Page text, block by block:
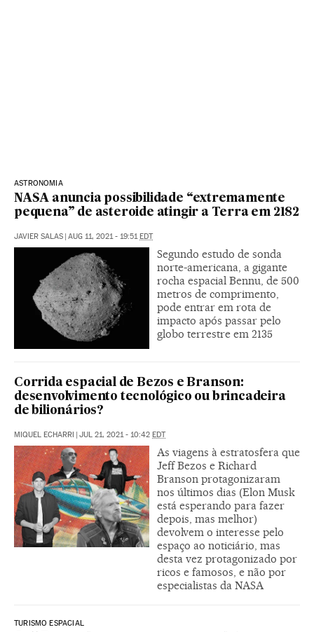
ASTRONOMIA
NASA anuncia possibilidade “extremamente
pequena” de asteroide atingir a Terra em 2182
JAVIER SALAS AUG 11, 2021 - 19:51 EDT
Segundo estudo de sonda
norte-americana, a gigante
rocha espacial Bennu, de 500
metros de comprimento,
pode entrar em rota de
impacto após passar pelo
globo terrestre em 2135
Corrida espacial de Bezos e Branson:
desenvolvimento tecnológico ou brincadeira
de bilionários?
MIQUEL ECHARRI JUL 21, 2021 - 10:42 EDT
As viagens à estratosfera que
Jeff Bezos e Richard
Branson protagonizaram
nos últimos dias (Elon Musk
está esperando para fazer
depois, mas melhor)
devolvem o interesse pelo
espaço ao noticiário, mas
desta vez protagonizado por
ricos e famosos, e não por
especialistas da NASA
TURISMO ESPACIAL